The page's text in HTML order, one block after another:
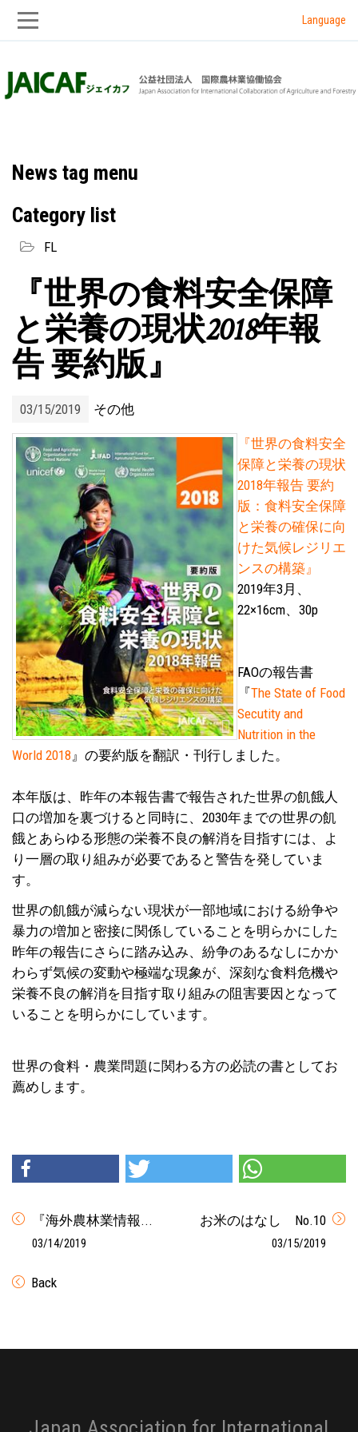
to
to
Language
News tag menu
Category list
FL
『世界の食料安全保障
と栄養の現状2018年報
告 要約版』
03/15/2019 その他
『世界の食料安全
保障と栄養の現状
2018年報告 要約
版：食料安全保障
と栄養の確保に向
けた気候レジリエ
ンスの構築』
2019年3月、
22×16cm、30p
FAOの報告書
『The State of Food
Secutity and
Nutrition in the
World 2018 』の要約版を翻訳・刊行しました。
本年版は、昨年の本報告書で報告された世界の飢餓人
口の増加を裏づけると同時に、2030年までの世界の飢
餓とあらゆる形態の栄養不良の解消を目指すには、よ
り一層の取り組みが必要であると警告を発していま
す。
世界の飢餓が減らない現状が一部地域における紛争や
暴力の増加と密接に関係していることを明らかにした
昨年の報告にさらに踏み込み、紛争のあるなしにかか
わらず気候の変動や極端な現象が、深刻な食料危機や
栄養不良の解消を目指す取り組みの阻害要因となって
いることを明らかにしています。
世界の食料・農業問題に関わる方の必読の書としてお
薦めします。
『海外農林業情報...
03/14/2019
お米のはなし No.10
03/15/2019
Back